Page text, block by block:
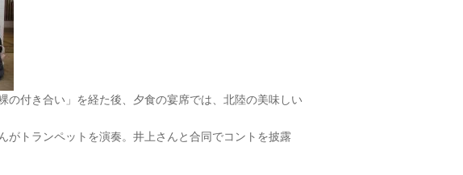
の付き合い」を経た後、夕食の宴席では、北陸の美味しい
がトランペットを演奏。井上さんと合同でコントを披露